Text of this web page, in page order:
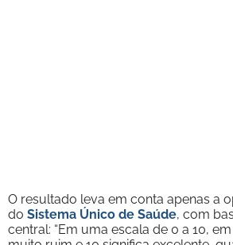
O resultado leva em conta apenas a
do Sistema Único de Saúde, com
central: “Em uma escala de 0 a 10,